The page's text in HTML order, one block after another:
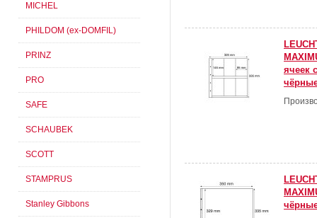
ячеек
MICHEL
PHILDOM (ex-DOMFIL)
PRINZ
PRO
SAFE
SCHAUBEK
SCOTT
STAMPRUS
Stanley Gibbons